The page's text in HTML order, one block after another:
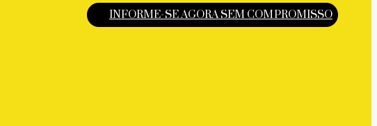
INFORME-SE AGORA SEM COMPROMISSO